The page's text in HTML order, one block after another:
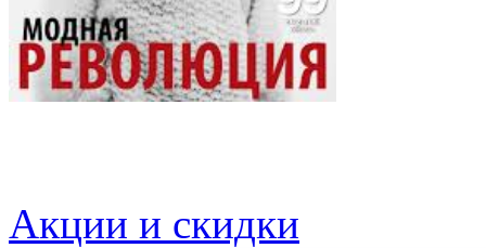
Акции и скидки